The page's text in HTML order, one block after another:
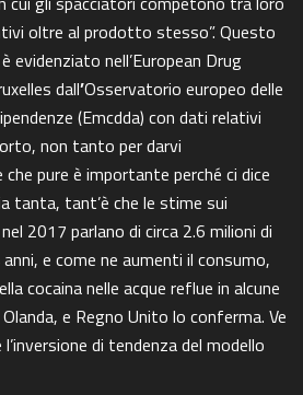
oltre al prodotto stesso”. Questo
evidenziato nell’European Drug
dall’Osservatorio europeo delle
(Emcdda) con dati relativi
non tanto per darvi
che pure è importante perché ci dice
tanta, tant’è che le stime sui
2017 parlano di circa 2.6 milioni di
e come ne aumenti il consumo,
cocaina nelle acque reflue in alcune
e Regno Unito lo conferma. Ve
di tendenza del modello